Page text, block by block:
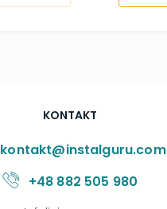
KONTAKT
kontakt@instalguru.com
+48 882 505 980